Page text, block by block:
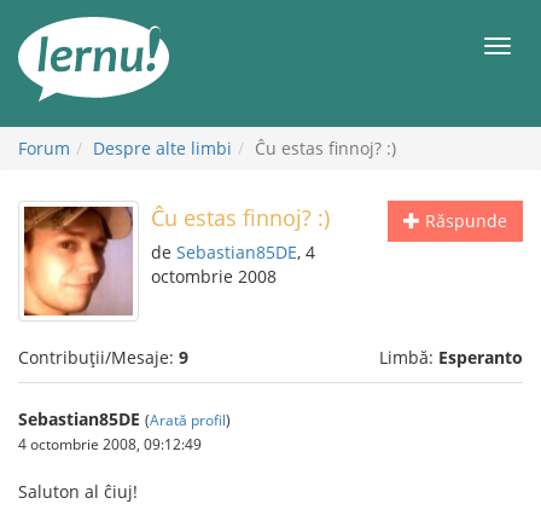
conținut
Forum Despre alte limbi Ĉu estas finnoj? :)
Răspunde
Ĉu estas finnoj? :)
de Sebastian85DE, 4
octombrie 2008
Contribuții/Mesaje: 9 Limbă: Esperanto
Sebastian85DE (Arată profil)
4 octombrie 2008, 09:12:49
Saluton al ĉiuj!